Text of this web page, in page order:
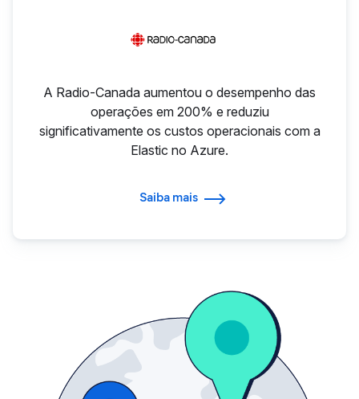
A Radio-Canada aumentou o desempenho das
operações em 200% e reduziu
significativamente os custos operacionais com a
Elastic no Azure.
Saiba mais